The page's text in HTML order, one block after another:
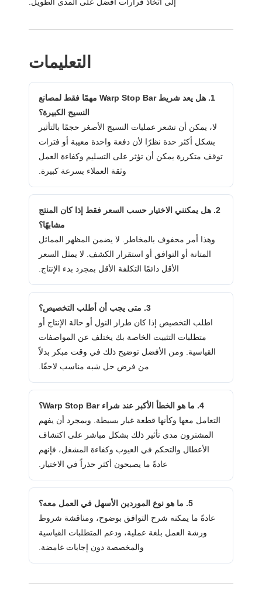
التعليمات
1. هل يعد شريط Warp Stop Bar مهمًا فقط لمصانع
النسيج الكبيرة؟
لا، يمكن أن تشعر عمليات النسيج الأصغر حجمًا بالتأثير
بشكل أكثر حدة نظرًا لأن دفعة واحدة معيبة أو فترات
توقف متكررة يمكن أن تؤثر على التسليم وكفاءة العمل
وثقة العملاء بسرعة كبيرة.
2. هل يمكنني الاختيار حسب السعر فقط إذا كان المنتج
مشابهًا؟
وهذا أمر محفوف بالمخاطر. لا يضمن المظهر المماثل
المتانة أو التوافق أو استقرار الكشف. لا يمثل السعر
الأقل دائمًا التكلفة الأقل بمجرد بدء الإنتاج.
3. متى يجب أن أطلب التخصيص؟
اطلب التخصيص إذا كان طراز النول أو حالة الإنتاج أو
متطلبات التثبيت الخاصة بك يختلف عن المواصفات
القياسية. ومن الأفضل توضيح ذلك في وقت مبكر بدلاً
من فرض حل شبه مناسب لاحقًا.
4. ما هو الخطأ الأكبر عند شراء Warp Stop Bar؟
التعامل معها وكأنها قطعة غيار بسيطة. وبمجرد أن يفهم
المشترون مدى تأثير ذلك بشكل مباشر على اكتشاف
الأعطال والتحكم في العيوب وكفاءة المشغل، فإنهم
عادةً ما يصبحون أكثر حذراً في الاختيار.
5. ما هو نوع الموردين الأسهل في العمل معه؟
عادةً ما يمكنه شرح التوافق بوضوح، ومناقشة شروط
ورشة العمل بلغة عملية، ودعم المتطلبات القياسية
والمخصصة دون إجابات غامضة.